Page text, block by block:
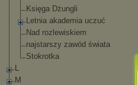
Księga Dżungli
Letnia akademia uczuć
Nad rozlewiskiem
najstarszy zawód świata
Stokrotka
L
M